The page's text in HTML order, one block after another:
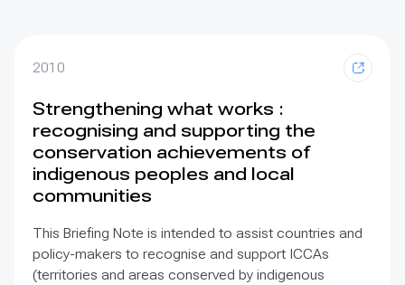
2010
Strengthening what works :
recognising and supporting the
conservation achievements of
indigenous peoples and local
communities
This Briefing Note is intended to assist countries and
policy-makers to recognise and support ICCAs
(territories and areas conserved by indigenous